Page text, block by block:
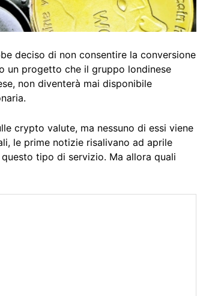
deciso di non consentire la conversione
un progetto che il gruppo londinese
non diventerà mai disponibile
crypto valute, ma nessuno di essi viene
le prime notizie risalivano ad aprile
tipo di servizio. Ma allora quali